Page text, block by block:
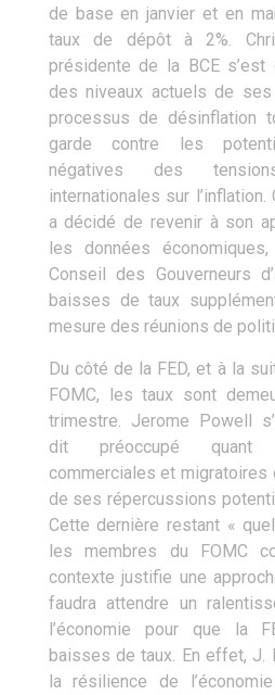
de base en janvier et en
taux de dépôt à 2%.
présidente de la BCE
des niveaux actuels de
processus de désinflation
garde contre les
négatives des
internationales sur l’inflation.
a décidé de revenir à son
les données
Conseil des Gouverneurs
baisses de taux
mesure des réunions de
Du côté de la FED, et à la
FOMC, les taux sont
trimestre. Jerome Powell
dit préoccupé quant
commerciales et migratoires
de ses répercussions
Cette dernière restant «
les membres du FOMC
contexte justifie une
faudra attendre un
l’économie pour que la
baisses de taux. En effet, J.
la résilience de